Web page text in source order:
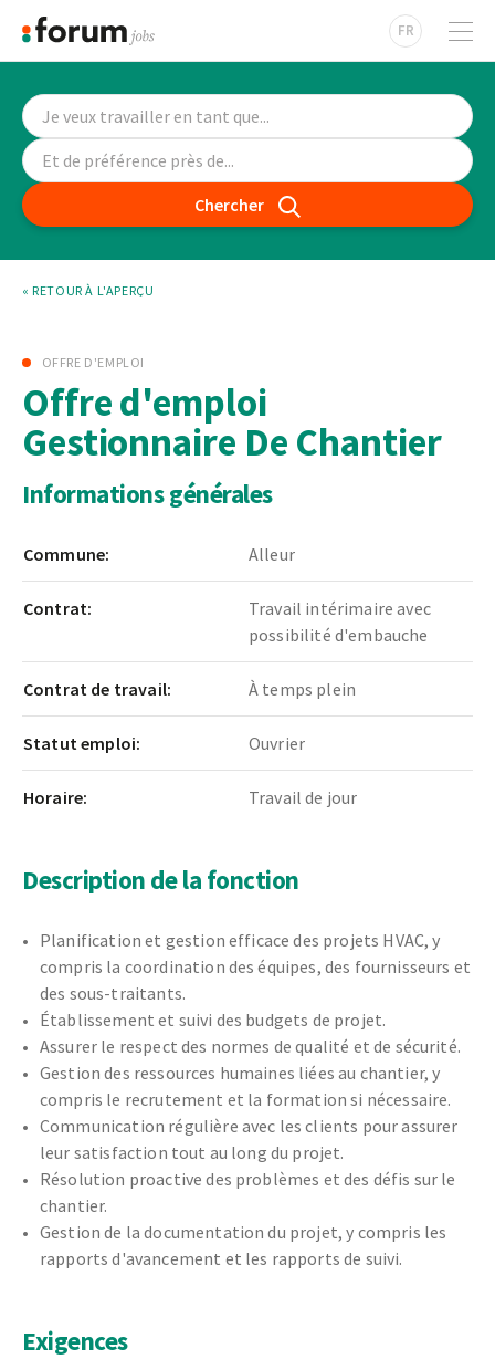
FR
Chercher
« RETOUR À L'APERÇU
OFFRE D'EMPLOI
Offre d'emploi
Gestionnaire De Chantier
Informations générales
Commune: Alleur
Contrat:
Travail intérimaire avec
possibilité d'embauche
Contrat de travail: À temps plein
Statut emploi: Ouvrier
Horaire: Travail de jour
Description de la fonction
Planification et gestion efficace des projets HVAC, y
compris la coordination des équipes, des fournisseurs et
des sous-traitants.
Établissement et suivi des budgets de projet.
Assurer le respect des normes de qualité et de sécurité.
Gestion des ressources humaines liées au chantier, y
compris le recrutement et la formation si nécessaire.
Communication régulière avec les clients pour assurer
leur satisfaction tout au long du projet.
Résolution proactive des problèmes et des défis sur le
chantier.
Gestion de la documentation du projet, y compris les
rapports d'avancement et les rapports de suivi.
Exigences